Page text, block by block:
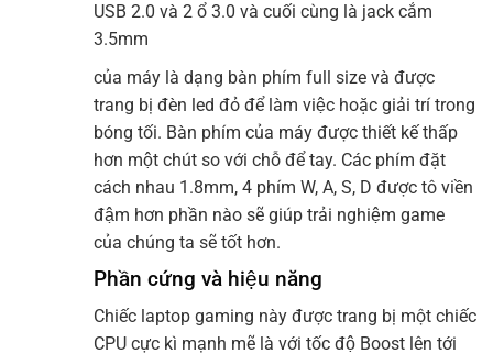
USB 2.0 và 2 ổ 3.0 và cuối cùng là jack cắm
3.5mm
của máy là dạng bàn phím full size và được
trang bị đèn led đỏ để làm việc hoặc giải trí trong
bóng tối. Bàn phím của máy được thiết kế thấp
hơn một chút so với chỗ để tay. Các phím đặt
cách nhau 1.8mm, 4 phím W, A, S, D được tô viền
đậm hơn phần nào sẽ giúp trải nghiệm game
của chúng ta sẽ tốt hơn.
Phần cứng và hiệu năng
Chiếc laptop gaming này được trang bị một chiếc
CPU cực kì mạnh mẽ là với tốc độ Boost lên tới